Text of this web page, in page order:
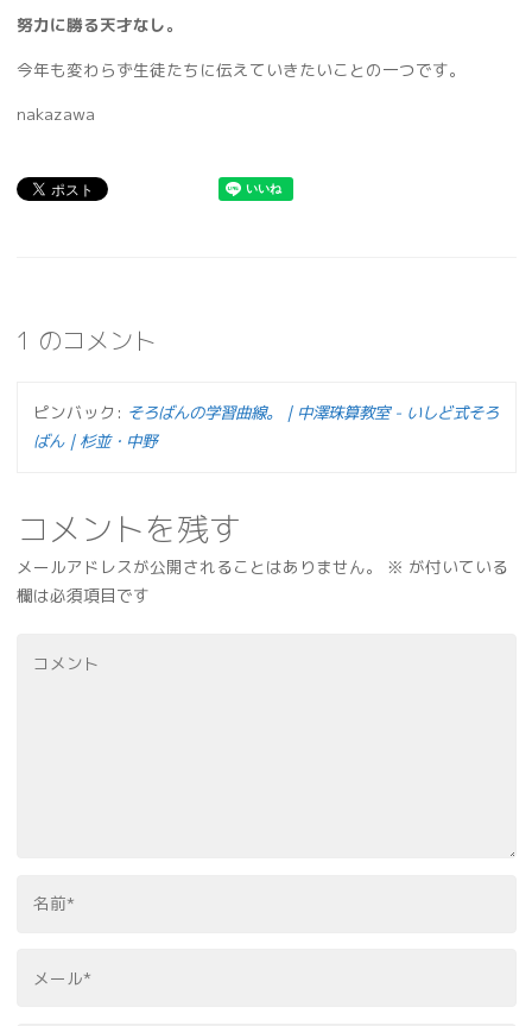
努力に勝る天才なし。
今年も変わらず生徒たちに伝えていきたいことの一つです。
nakazawa
1 のコメント
ピンバック: そろばんの学習曲線。｜中澤珠算教室 - いしど式そろ
ばん｜杉並・中野
コメントを残す
メールアドレスが公開されることはありません。 ※ が付いている
欄は必須項目です